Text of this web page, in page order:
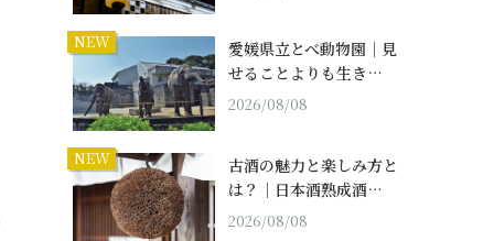
NEW
愛媛県立とべ動物園｜見
せることよりも生き…
2026/08/08
NEW
古酒の魅力と楽しみ方と
は？｜日本酒熟成酒…
2026/08/08